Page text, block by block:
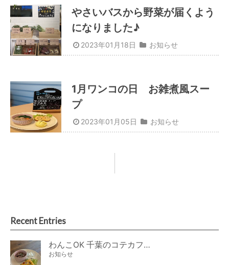
やさいバスから野菜が届くよう
になりました♪
2023年01月18日 お知らせ
1月ワンコの日 お雑煮風スー
プ
2023年01月05日 お知らせ
Recent Entries
わんこOK 千葉のコテカフェ 8月わんこの日 オートミールdeローストビーフライス
お知らせ